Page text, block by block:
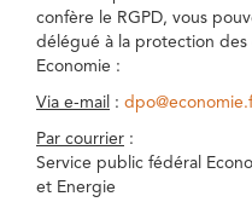
confère le RGPD, vous
délégué à la protection des
Economie :
Via e-mail :
Par courrier :
Service public fédéral
et Energie